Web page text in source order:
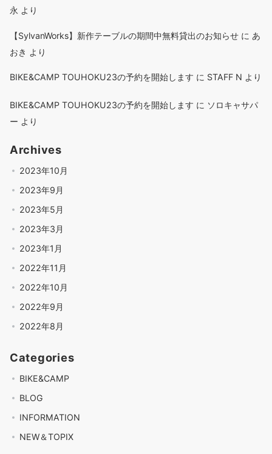
永 より
【SylvanWorks】新作テーブルの期間中無料貸出のお知らせ に あ
おき より
BIKE&CAMP TOUHOKU23の予約を開始します に STAFF N より
BIKE&CAMP TOUHOKU23の予約を開始します に ソロキャサパ
ー より
Archives
2023年10月
2023年9月
2023年5月
2023年3月
2023年1月
2022年11月
2022年10月
2022年9月
2022年8月
Categories
BIKE&CAMP
BLOG
INFORMATION
NEW＆TOPIX